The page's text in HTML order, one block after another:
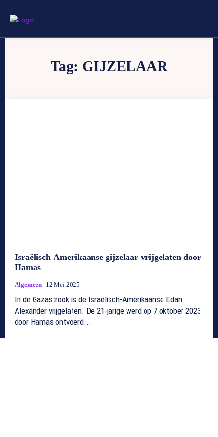
Tag: GIJZELAAR
Israëlisch-Amerikaanse gijzelaar vrijgelaten door
Hamas
Algemeen 12 Mei 2025
In de Gazastrook is de Israëlisch-Amerikaanse Edan
Alexander vrijgelaten. De 21-jarige werd op 7 oktober 2023
door Hamas ontvoerd...